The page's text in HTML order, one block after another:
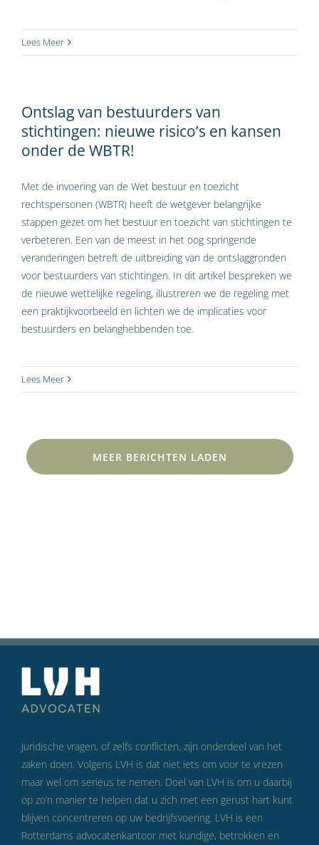
Lees Meer
Ontslag van bestuurders van
stichtingen: nieuwe risico’s en kansen
onder de WBTR!
Met de invoering van de Wet bestuur en toezicht
rechtspersonen (WBTR) heeft de wetgever belangrijke
stappen gezet om het bestuur en toezicht van stichtingen te
verbeteren. Een van de meest in het oog springende
veranderingen betreft de uitbreiding van de ontslaggronden
voor bestuurders van stichtingen. In dit artikel bespreken we
de nieuwe wettelijke regeling, illustreren we de regeling met
een praktijkvoorbeeld en lichten we de implicaties voor
bestuurders en belanghebbenden toe.
Lees Meer
MEER BERICHTEN LADEN
Juridische vragen, of zelfs conflicten, zijn onderdeel van het
zaken doen. Volgens LVH is dat niet iets om voor te vrezen
maar wel om serieus te nemen. Doel van LVH is om u daarbij
op zo’n manier te helpen dat u zich met een gerust hart kunt
blijven concentreren op uw bedrijfsvoering. LVH is een
Rotterdams advocatenkantoor met kundige, betrokken en